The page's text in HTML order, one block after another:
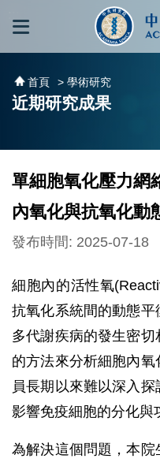
跳到主要內容區塊
首頁 > 學術研究
近期研究成果
單細胞氧化壓力網
內氧化與抗氧化動
發布時間: 2025-07-18
細胞內的活性氧
抗氧化系統間的動態
多代謝疾病的發生密
的方法來分析細胞內
員長期以來難以深入
影響免疫細胞的分化與
為解決這個問題，本